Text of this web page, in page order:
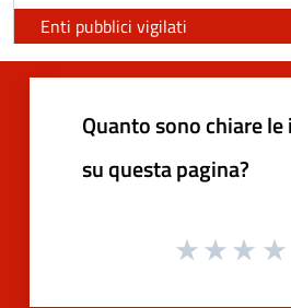
Enti pubblici vigilati
Quanto sono chiare
su questa pagina?